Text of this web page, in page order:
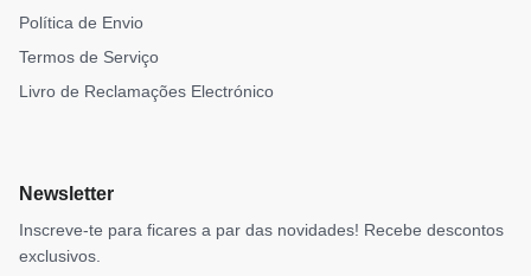
Política de Envio
Termos de Serviço
Livro de Reclamações Electrónico
Newsletter
Inscreve-te para ficares a par das novidades! Recebe descontos
exclusivos.